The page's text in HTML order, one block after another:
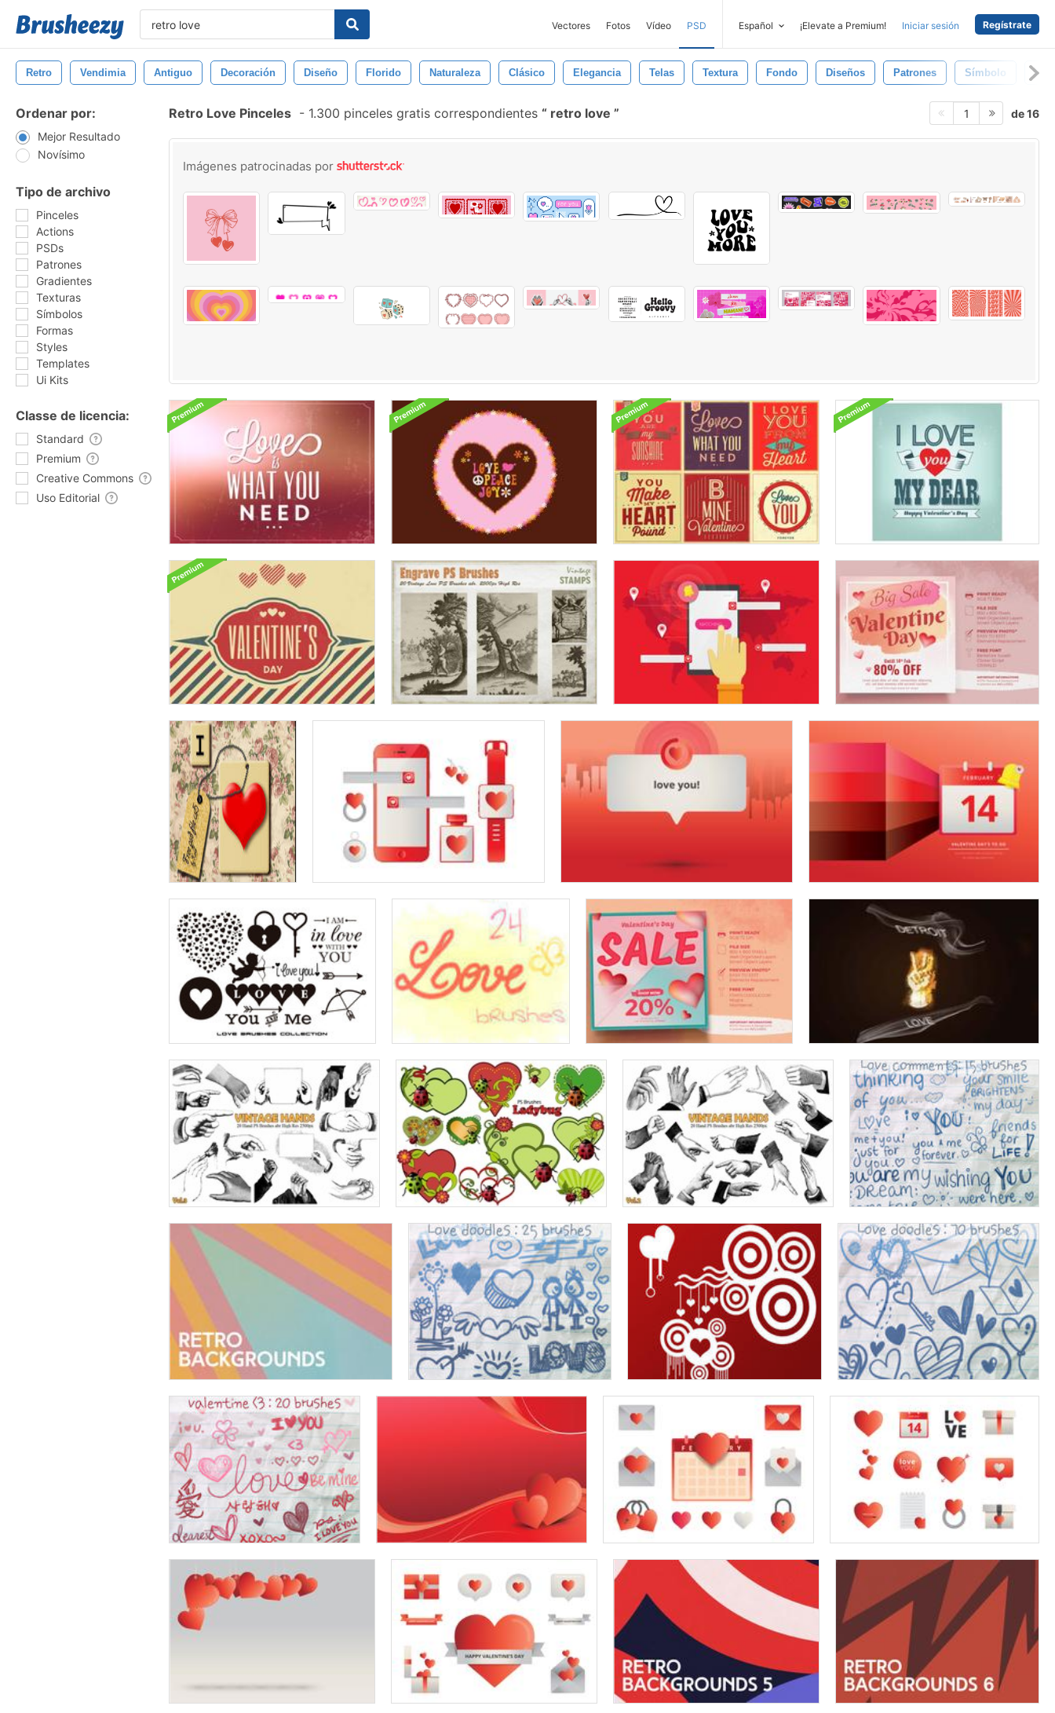
Vectores Fotos Vídeo PSD Español ¡Elevate a Premium! Iniciar sesión Regístrate
Retro Vendimia Antiguo Decoración Diseño Florido Naturaleza Clásico Elegancia Telas Textura Fondo Diseños Patrones Símbolo
Ordenar por:
Mejor Resultado
Novísimo
Tipo de archivo
Pinceles
Actions
PSDs
Patrones
Gradientes
Texturas
Símbolos
Formas
Styles
Templates
Ui Kits
Classe de licencia:
Standard
Premium
Creative Commons
Uso Editorial
Retro Love Pinceles - 1.300 pinceles gratis correspondientes retro love 1 de 16
Imágenes patrocinadas por